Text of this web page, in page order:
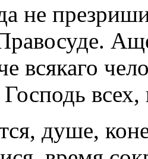
не
всякаго
всех,
душе,